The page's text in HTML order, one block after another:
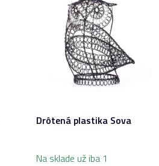
Drôtená plastika Sova
Na sklade už iba 1